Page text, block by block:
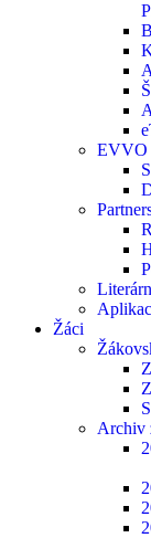
EVVO
Žáci
Archiv